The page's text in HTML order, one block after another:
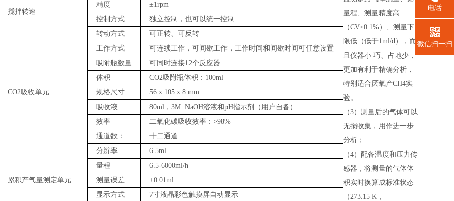
搅拌转速
精度
±1rpm
控制方式
独立控制，也可以统一控制
转动方式
可正转、可反转
工作方式
可连续工作，可间歇工作，工作时间和间歇时间可任意设置
CO2吸收单元
吸附瓶数量 可同时连接12个反应器
体积
CO2吸附瓶体积： 100ml
规格尺寸
56 x 105 x 8 mm
吸收液
80ml， 3M NaOH溶液和pH指示剂（用户自备）
效率
二氧化碳吸收效率： >98%
累积产气量测定单元
通道数：
十二通道
分辨率
6.5ml
量程
6.5-6000ml/h
测量误差
±0.01ml
显示方式
7寸液晶彩色触摸屏自动显示
量程、测量精度高
（CV≤0.1%）、测量下
限低（低于1ml/d），而
且仪器小 巧、占地少，
更加有利于精确分析，
特别适合厌氧产CH4实
验。
（3）测量后的气体可以
无损收集，用作进一步
分析；
（4）配备温度和压力传
感器，将测量的气体体
积实时换算成标准状态
（273.15 K，
电话
微信扫一扫